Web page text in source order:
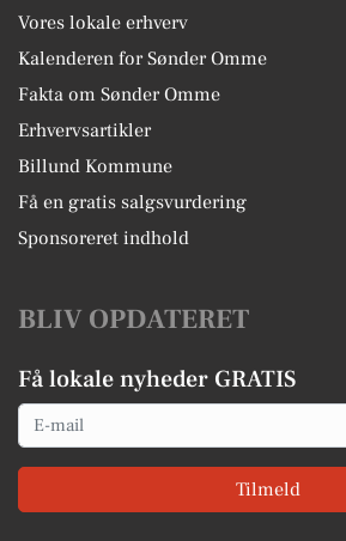
Vores lokale erhverv
Kalenderen for Sønder Omme
Fakta om Sønder Omme
Erhvervsartikler
Billund Kommune
Få en gratis salgsvurdering
Sponsoreret indhold
BLIV OPDATERET
Få lokale nyheder GRATIS
Email
Tilmeld